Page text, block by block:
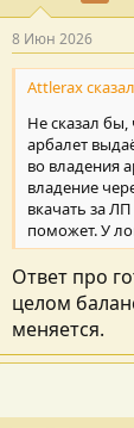
8 Июн 2026
Attlerax
Не сказал
арбалет
во владения
владение
вкачать за
поможет. У
Ответ про
целом
меняется.